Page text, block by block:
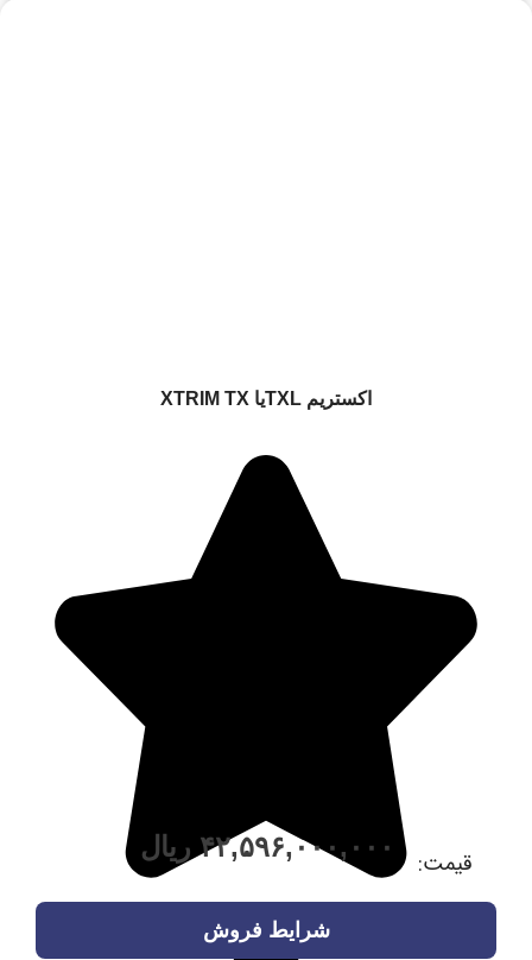
اکستریم TXLیا XTRIM TX
قیمت:
۴۲,۵۹۶,۰۰۰,۰۰۰ ریال
شرایط فروش